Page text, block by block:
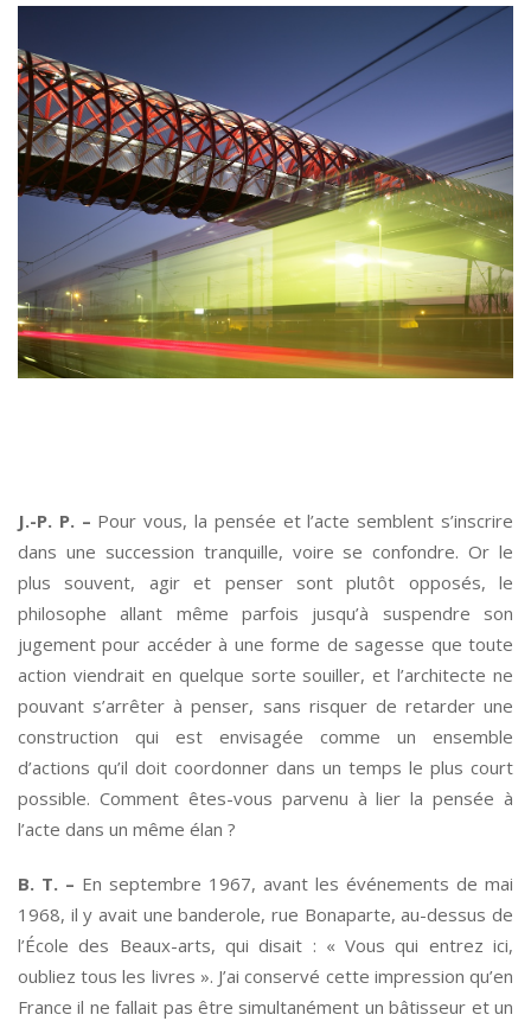
J.-P. P. – Pour vous, la pensée et l’acte semblent s’inscrire
dans une succession tranquille, voire se confondre. Or le
plus souvent, agir et penser sont plutôt opposés, le
philosophe allant même parfois jusqu’à suspendre son
jugement pour accéder à une forme de sagesse que toute
action viendrait en quelque sorte souiller, et l’architecte ne
pouvant s’arrêter à penser, sans risquer de retarder une
construction qui est envisagée comme un ensemble
d’actions qu’il doit coordonner dans un temps le plus court
possible. Comment êtes-vous parvenu à lier la pensée à
l’acte dans un même élan ?
B. T. – En septembre 1967, avant les événements de mai
1968, il y avait une banderole, rue Bonaparte, au-dessus de
l’École des Beaux-arts, qui disait : « Vous qui entrez ici,
oubliez tous les livres ». J’ai conservé cette impression qu’en
France il ne fallait pas être simultanément un bâtisseur et un